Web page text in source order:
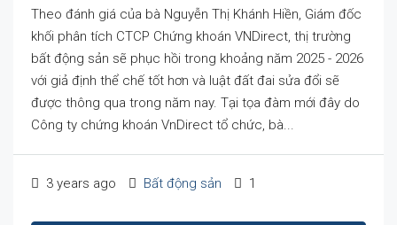
Theo đánh giá của bà Nguyễn Thị Khánh Hiền, Giám đốc
khối phân tích CTCP Chứng khoán VNDirect, thị trường
bất động sản sẽ phục hồi trong khoảng năm 2025 - 2026
với giả định thể chế tốt hơn và luật đất đai sửa đổi sẽ
được thông qua trong năm nay. Tại tọa đàm mới đây do
Công ty chứng khoán VnDirect tổ chức, bà...
3 years ago Bất động sản 1